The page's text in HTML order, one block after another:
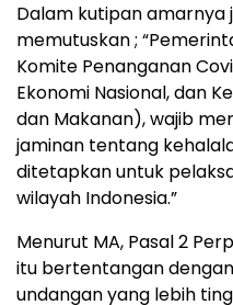
Dalam kutipan amarnya
memutuskan ;
Komite Penanganan
Ekonomi Nasional, dan
dan Makanan), wajib
jaminan tentang
ditetapkan untuk
wilayah Indonesia.”
Menurut MA, Pasal 2
itu bertentangan
undangan yang lebih